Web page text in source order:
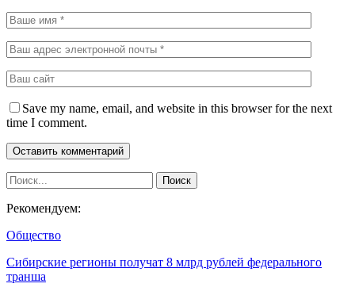
Save my name, email, and website in this browser for the next
time I comment.
Рекомендуем:
Общество
Сибирские регионы получат 8 млрд рублей федерального
транша